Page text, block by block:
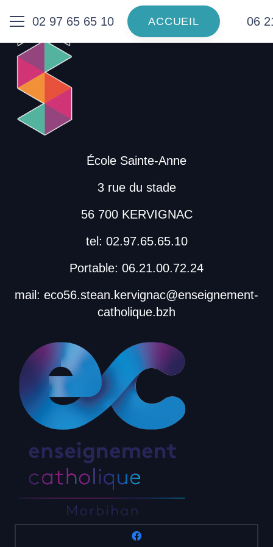
02 97 65 65 10 ACCUEIL 06
École Sainte-Anne
3 rue du stade
56 700 KERVIGNAC
tel: 02.97.65.65.10
Portable: 06.21.00.72.24
mail: eco56.stean.kervignac@enseignement-
catholique.bzh